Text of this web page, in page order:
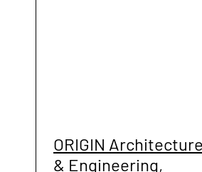
ORIGIN
& Engineering,